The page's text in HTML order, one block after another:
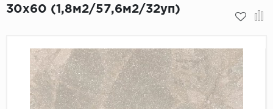
Искусственный камень
Клинкер
30х60 (1,8м2/57,6м2/32уп)